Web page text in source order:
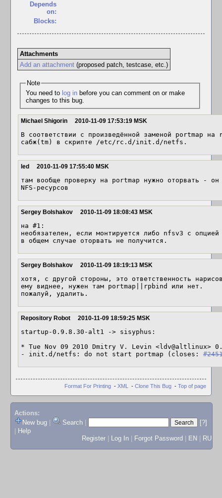
Depends
on:
Blocks:
Attachments
Add an attachment(proposed patch, testcase, etc.)
Note
You need to log inbefore you can comment on or make
changes to this bug.
Michael Shigorin 2010-11-09 17:53:19 MSK
В соответствии с произведённой заменой portmap на
сабж(tm) в скрипте /etc/rc.d/init.d/netfs.
led 2010-11-09 17:55:40 MSK
там вообще проверку на portmap нужно оторвать - он
NFS-ресурсов
Sergey Bolshakov 2010-11-09 18:08:43 MSK
на #1:
необязателен, если монтируется либо nfsv3 с
в общем случае оторвать не получится.
Sergey Bolshakov 2010-11-09 18:19:13 MSK
хотя, с другой стороны, это ответственность
ему виднее, нужен там portmap||rpbind или нет.
пожалуй, удалить.
Repository Robot 2010-11-09 18:59:25 MSK
startup-0.9.8.30-alt1 -> sisyphus:
* Tue Nov 09 2010 Dmitry V. Levin <ldv@altlinux>
- init.d/netfs: do not start portmap (closes:
Format For Printing - XML - Clone This Bug - Top of page
Actions:
New bug
Search
[?]
Help
Register
Log In Forgot Password EN RU